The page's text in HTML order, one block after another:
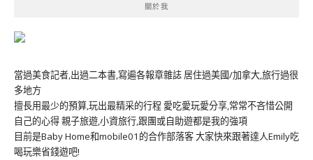
關於我
當過美食記者,出過二本書,寫遍各報章雜誌 居住過美國/加拿大,旅行過很
多地方
擅長用最少的預算,玩出最精采的行程 愛吃愛玩愛分享,常常不吝惜公開
自己的心得 親子旅遊,小資旅行,跟團或自助遊都是我的強項
目前是Baby Home和mobile01的合作部落客 大家快來跟著達人Emily吃
喝玩樂省錢遊吧!